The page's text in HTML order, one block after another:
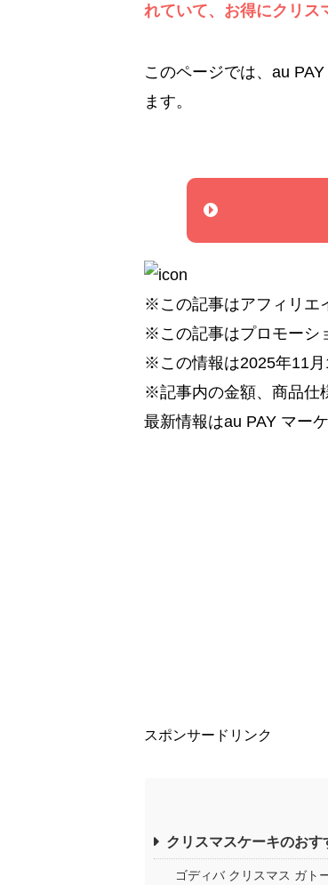
れていて、お得にクリス
このページでは、au
ます。
※この記事はアフィリエ
※この記事はプロモーシ
※この情報は2025年11
※記事内の金額、商品仕
最新情報はau PAY マー
スポンサードリンク
クリスマスケーキのおす
ゴディバ クリスマス ガト